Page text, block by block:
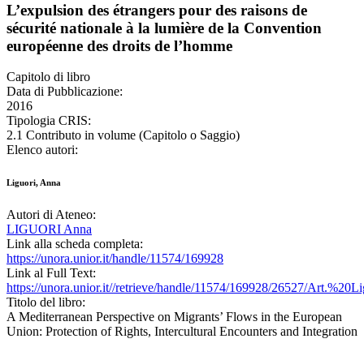
L’expulsion des étrangers pour des raisons de
sécurité nationale à la lumière de la Convention
européenne des droits de l’homme
Capitolo di libro
Data di Pubblicazione:
2016
Tipologia CRIS:
2.1 Contributo in volume (Capitolo o Saggio)
Elenco autori:
Liguori, Anna
Autori di Ateneo:
LIGUORI Anna
Link alla scheda completa:
https://unora.unior.it/handle/11574/169928
Link al Full Text:
https://unora.unior.it//retrieve/handle/11574/169928/26527/
Titolo del libro:
A Mediterranean Perspective on Migrants’ Flows in the European
Union: Protection of Rights, Intercultural Encounters and Integration